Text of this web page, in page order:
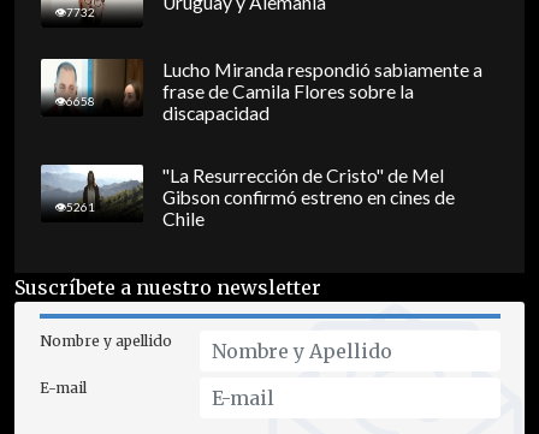
7732
6658
Lucho Miranda respondió sabiamente a
frase de Camila Flores sobre la
discapacidad
5261
"La Resurrección de Cristo" de Mel
Gibson confirmó estreno en cines de
Chile
Suscríbete a nuestro newsletter
Nombre y apellido
E-mail